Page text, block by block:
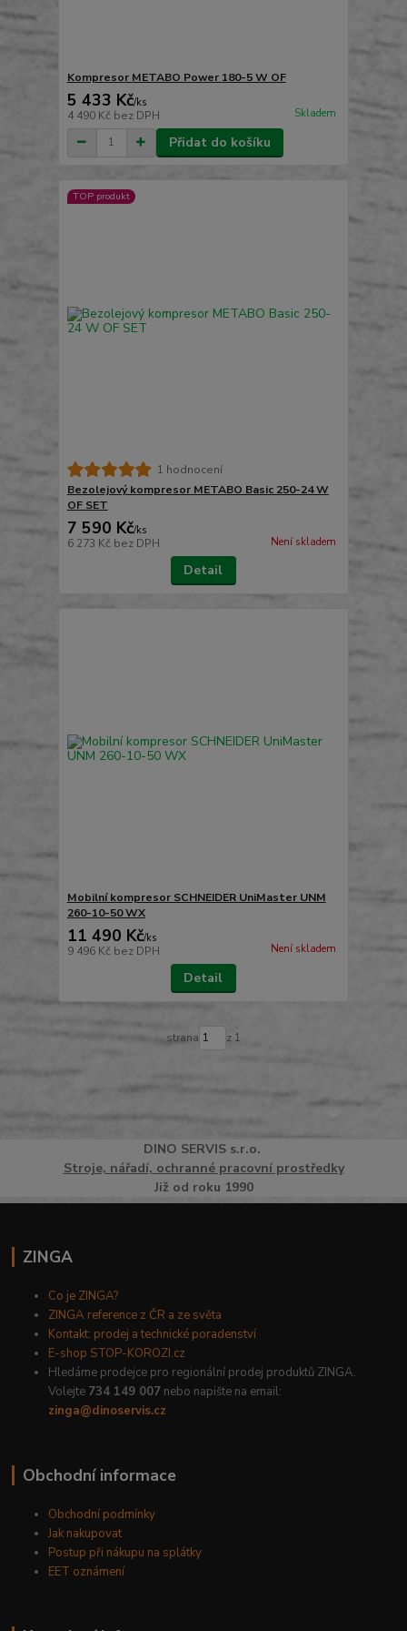
Kompresor METABO Power 180-5 W OF
5 433 Kč/ks
4 490 Kč bez DPH Skladem
Přidat do košíku
TOP produkt
1 hodnocení
Bezolejový kompresor METABO Basic 250-24 W
OF SET
7 590 Kč/ks
6 273 Kč bez DPH Není skladem
Detail
Mobilní kompresor SCHNEIDER UniMaster UNM
260-10-50 WX
11 490 Kč/ks
9 496 Kč bez DPH Není skladem
Detail
strana z 1
DINO SERVISs.r.o.
Stroje, nářadí, ochranné pracovní prostředky
Již od roku 1990
ZINGA
Co je ZINGA?
ZINGA reference z ČR a ze světa
Kontakt: prodej a technické poradenství
E-shop STOP-KOROZI.cz
Hledáme prodejce pro regionální prodej produktů ZINGA.
Volejte 734 149 007 nebo napište na email:
zinga@dinoservis.cz
Obchodní informace
Obchodní podmínky
Jak nakupovat
Postup při nákupu na splátky
EET oznámení